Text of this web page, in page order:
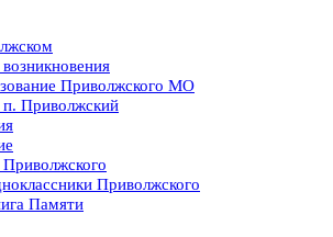
Приволжского МО
Приволжский
Приволжского
Памяти